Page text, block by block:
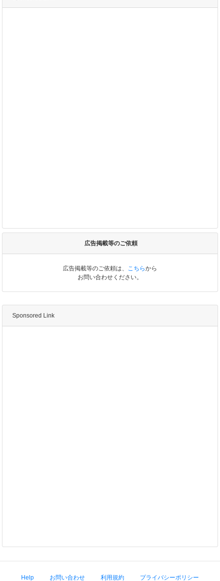
広告掲載等のご依頼
広告掲載等のご依頼は、 こちらから
お問い合わせください。
Sponsored Link
Help お問い合わせ 利用規約 プライバシーポリシー